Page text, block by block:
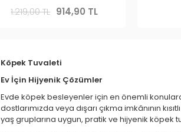
1.219,00 TL 914,90 TL
Köpek Tuvaleti
Ev İçin Hijyenik Çözümler
Evde köpek besleyenler için en önemli
dostlarımızda veya dışarı çıkma imkânının
yaş gruplarına uygun, pratik ve hijyenik